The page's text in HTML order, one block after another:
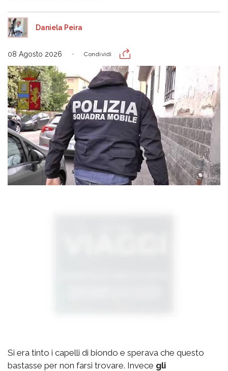
Daniela Peira
08 Agosto 2026 Condividi
Si era tinto i capelli di biondo e sperava che questo
bastasse per non farsi trovare. Invece gli